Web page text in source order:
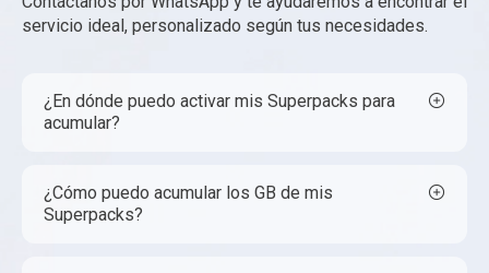
servicio ideal, personalizado según tus necesidades.
¿En dónde puedo activar mis Superpacks para
acumular?
¿Cómo puedo acumular los GB de mis
Superpacks?